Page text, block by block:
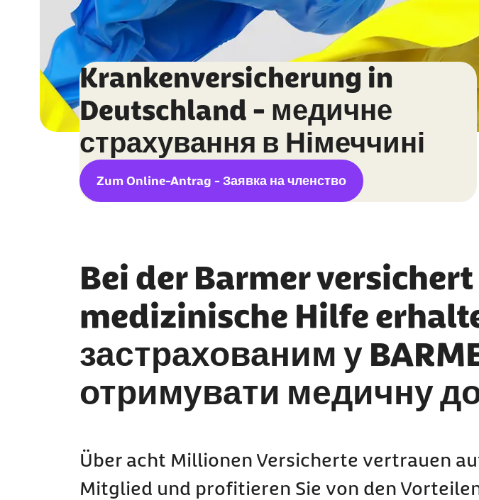
Krankenversicherung in
Deutschland - медичне
страхування в Німеччині
Zum Online-Antrag - Заявка на членство
Bei der Barmer
medizinische Hilfe
застрахованим у
отримувати медичну
Über acht Millionen Versicherte vertrauen
Mitglied und profitieren Sie von den